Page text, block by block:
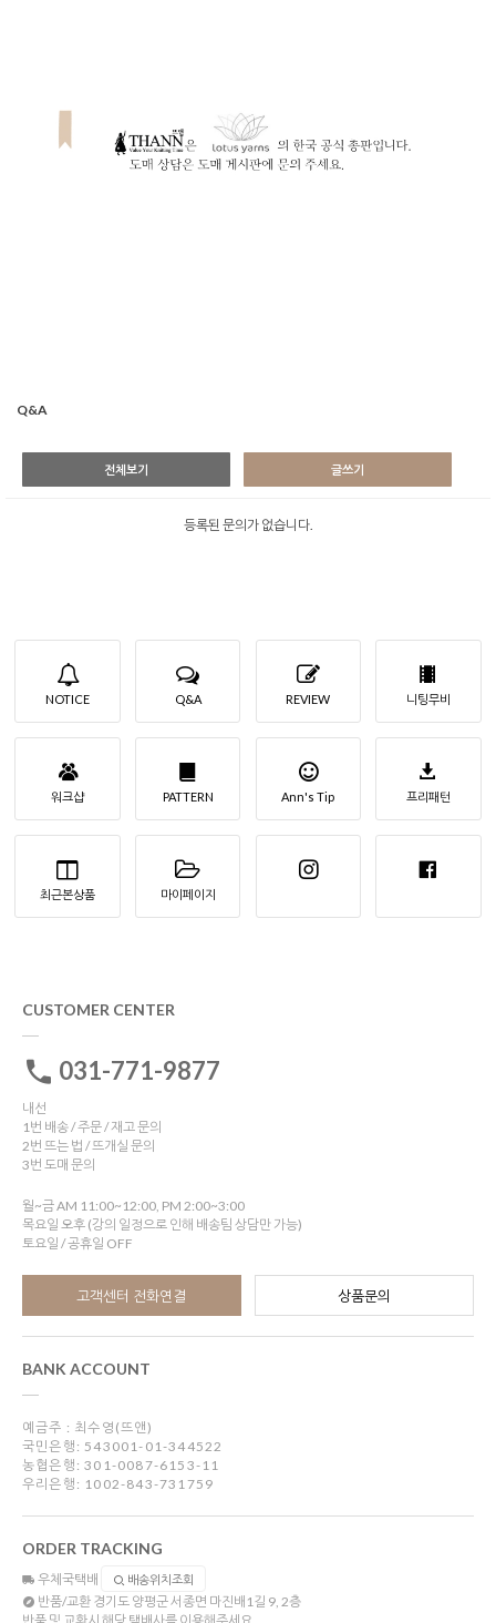
Q&A
전체보기 글쓰기
등록된 문의가 없습니다.
NOTICE Q&A REVIEW 니팅무비
워크샵 PATTERN Ann's Tip 프리패턴
최근본상품 마이페이지
CUSTOMER CENTER
031-771-9877
내선
1번 배송 / 주문 / 재고 문의
2번 뜨는 법 / 뜨개실 문의
3번 도매 문의
월~금 AM 11:00~12:00, PM 2:00~3:00
목요일 오후 (강의 일정으로 인해 배송팀 상담만 가능)
토요일 / 공휴일 OFF
고객센터 전화연결 상품문의
BANK ACCOUNT
예금주 : 최수영(뜨앤)
국민은행: 543001-01-344522
농협은행: 301-0087-6153-11
우리은행: 1002-843-731759
ORDER TRACKING
우체국택배 배송위치조회
반품/교환 경기도 양평군 서종면 마진배1길 9, 2층